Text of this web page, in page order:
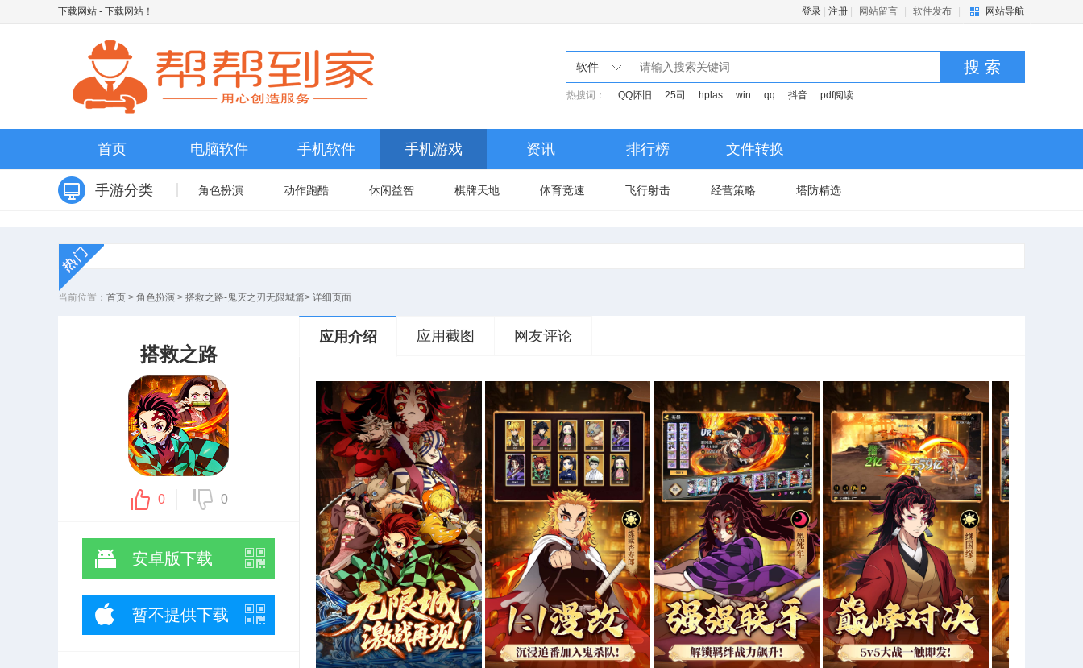
下载网站 - 下载网站！ 登录 注册 网站留言 软件发布 网站导航
软件 搜 索
热搜词： QQ怀旧 25司 hplas win qq 抖音 pdf阅读
首页 电脑软件 手机软件 手机游戏 资讯 排行榜 文件转换
手游分类 角色扮演 动作跑酷 休闲益智 棋牌天地 体育竞速 飞行射击 经营策略 塔防精选
当前位置： 首页 > 角色扮演 > 搭救之路-鬼灭之刃无限城篇> 详细页面
搭救之路
0 0
安卓版下载
暂不提供下载
应用介绍 应用截图 网友评论